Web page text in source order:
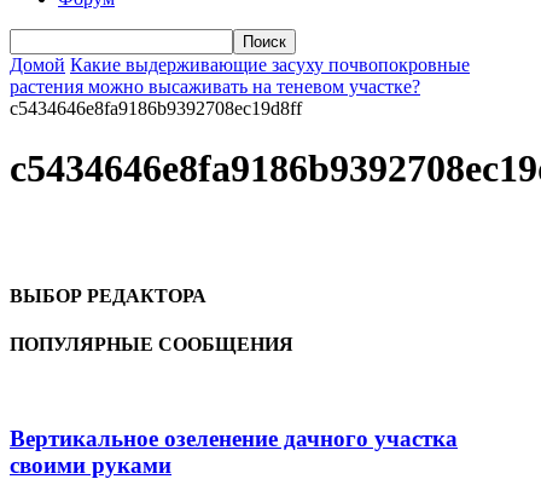
Домой Какие выдерживающие засуху почвопокровные
растения можно высаживать на теневом участке?
c5434646e8fa9186b9392708ec19d8ff
ВЫБОР РЕДАКТОРА
ПОПУЛЯРНЫЕ СООБЩЕНИЯ
Вертикальное озеленение дачного участка
своими руками